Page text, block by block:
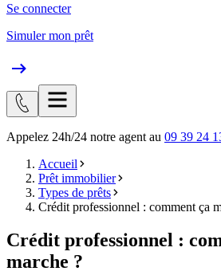
Se connecter
Simuler mon prêt
Appelez 24h/24 notre agent au 09 39 24
Accueil
Prêt immobilier
Types de prêts
Crédit professionnel : comment ça
Crédit professionnel :
marche ?